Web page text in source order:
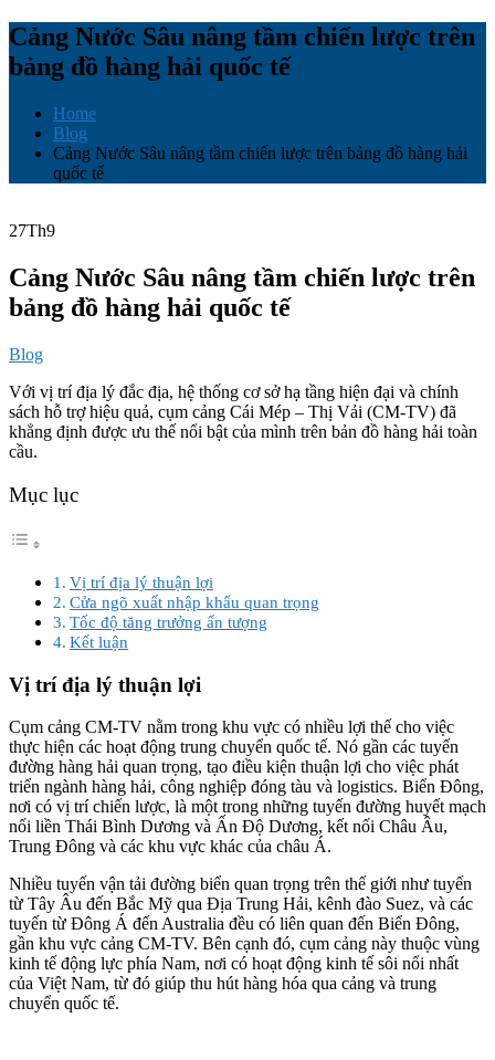
Cảng Nước Sâu nâng tầm chiến lược trên
bảng đồ hàng hải quốc tế
Home
Blog
Cảng Nước Sâu nâng tầm chiến lược trên bảng đồ hàng hải
quốc tế
27Th9
Cảng Nước Sâu nâng tầm chiến lược trên
bảng đồ hàng hải quốc tế
Blog
Với vị trí địa lý đắc địa, hệ thống cơ sở hạ tầng hiện đại và chính
sách hỗ trợ hiệu quả, cụm cảng Cái Mép – Thị Vải (CM-TV) đã
khẳng định được ưu thế nổi bật của mình trên bản đồ hàng hải toàn
cầu.
Mục lục
Vị trí địa lý thuận lợi
Cửa ngõ xuất nhập khẩu quan trọng
Tốc độ tăng trưởng ấn tượng
Kết luận
Vị trí địa lý thuận lợi
Cụm cảng CM-TV nằm trong khu vực có nhiều lợi thế cho việc
thực hiện các hoạt động trung chuyển quốc tế. Nó gần các tuyến
đường hàng hải quan trọng, tạo điều kiện thuận lợi cho việc phát
triển ngành hàng hải, công nghiệp đóng tàu và logistics. Biển Đông,
nơi có vị trí chiến lược, là một trong những tuyến đường huyết mạch
nối liền Thái Bình Dương và Ấn Độ Dương, kết nối Châu Âu,
Trung Đông và các khu vực khác của châu Á.
Nhiều tuyến vận tải đường biển quan trọng trên thế giới như tuyến
từ Tây Âu đến Bắc Mỹ qua Địa Trung Hải, kênh đào Suez, và các
tuyến từ Đông Á đến Australia đều có liên quan đến Biển Đông,
gần khu vực cảng CM-TV. Bên cạnh đó, cụm cảng này thuộc vùng
kinh tế động lực phía Nam, nơi có hoạt động kinh tế sôi nổi nhất
của Việt Nam, từ đó giúp thu hút hàng hóa qua cảng và trung
chuyển quốc tế.